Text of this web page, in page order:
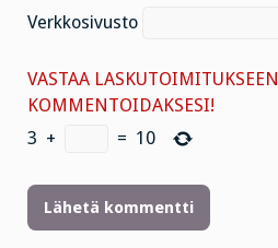
Verkkosivusto
VASTAA LASKUTOIMITUKSEEN
KOMMENTOIDAKSESI!
3 + = 10